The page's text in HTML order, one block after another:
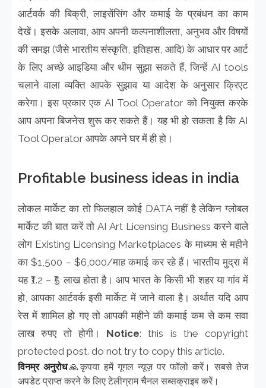
आर्टवर्क की बिक्री, लाइसेंसिंग और कमाई के प्रबंधन का काम
देखें। इसके अलावा, आप अपनी कल्पनाशीलता, अनुभव और विषयों
की समझ (जैसे भारतीय संस्कृति, इतिहास, आदि) के आधार पर आर्ट
के लिए अच्छे आइडिया और थीम सुझा सकते हैं, जिन्हें AI tools
चलाने वाला व्यक्ति आपके सुझाव या आदेश के अनुसार क्रिएट
करेगा। इस प्रकार एक AI Tool Operator को नियुक्त करके
आप अपना बिजनेस शुरू कर सकते हैं। यह भी हो सकता है कि AI
Tool Operator आपके अपने घर में ही हो।
Profitable business ideas in india
लोकल मार्केट का तो फिलहाल कोई DATA नहीं है लेकिन ग्लोबल
मार्केट की बात करें तो AI Art Licensing Business करने वाले
लोग Existing Licensing Marketplaces के माध्यम से महीने
का $1,500 – $6,000/माह कमाई कर रहे हैं। भारतीय मुद्रा में
यह ₹1.2 – ₹5 लाख होता है। आप भारत के किसी भी शहर या गांव में
हो, आपका आर्टवर्क इसी मार्केट में जाने वाला है। अर्थात यदि आप
रेस में शामिल हो गए तो आपकी महीने की कमाई कम से कम सवा
लाख रुपए तो होगी। Notice: this is the copyright
protected post. do not try to copy this article.
विनम्र अनुरोध🙏कृपया हमें गूगल न्यूज़ पर फॉलो करें। सबसे तेज
अपडेट प्राप्त करने के लिए टेलीग्राम चैनल सब्सक्राइब करें।